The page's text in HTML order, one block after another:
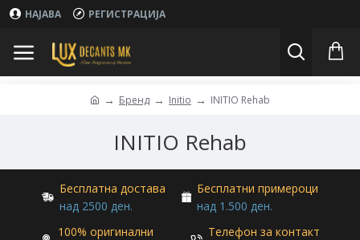
НАЈАВА РЕГИСТРАЦИЈА
Бренд Initio INITIO Rehab
INITIO Rehab
Бесплатна достава
над 2500 ден.
Бесплатни примероци
над 1.500 ден.
100% оригинални
Телефон за контакт